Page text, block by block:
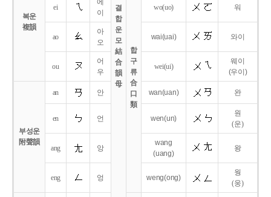
결
합
운
모
結
合
韻
母
복운
複韻
합
구
류
合
口
類
ei
에
이
wo(uo) 워
ao
아
오
wai(uai) 와이
ou
어
우
wei(ui)
웨이
(우이)
부성운
附聲韻
an 안 wan(uan) 완
en 언 wen(un)
원
(운)
ang 앙
wang
(uang)
왕
eng 엉 weng(ong)
웡
(웅)